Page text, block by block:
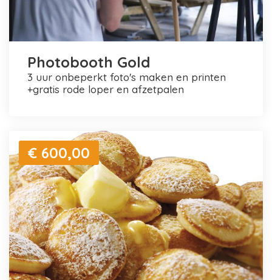
Photobooth Gold
3 uur onbeperkt foto's maken en printen
+gratis rode loper en afzetpalen
€ 600,00